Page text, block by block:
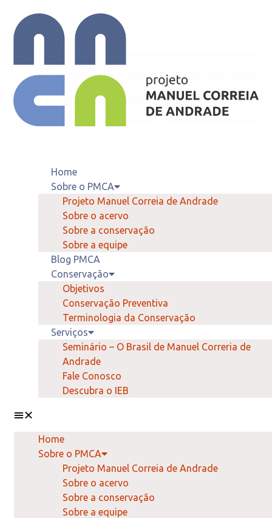
Home
Sobre o PMCA
Projeto Manuel Correia de Andrade
Sobre o acervo
Sobre a conservação
Sobre a equipe
Blog PMCA
Conservação
Objetivos
Conservação Preventiva
Terminologia da Conservação
Serviços
Seminário – O Brasil de Manuel Correria de
Andrade
Fale Conosco
Descubra o IEB
Home
Sobre o PMCA
Projeto Manuel Correia de Andrade
Sobre o acervo
Sobre a conservação
Sobre a equipe